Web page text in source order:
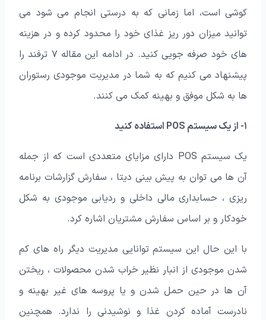
کوشی است، اما زمانی که به درستی انجام می شود می
توانید میزان دور ریز غذای خود را محدود کرده و در هزینه
های خود صرفه جویی کنید. در ادامه این مقاله ۷ ترفند را
پیشنهاد می کنیم که به شما در مدیریت موجودی رستوران
ها به شکل موفق و بهینه کمک می کنند.
۱- از یک سیستم POS استفاده کنید
یک سیستم POS دارای مزایای متعددی است که از جمله
آن ها می توان به پیش بینی دیتا ، سفارش گزارشات برنامه
ریزی ، حسابداری مالی داخلی و ردیابی موجودی به شکل
خودکار و بر اساس سفارش مشتریان اشاره کرد.
با این حال این سیستم توانایی مدیریت دیگر راه های کم
شدن موجودی از انبار نظیر خراب شدن محصولات ، ریختن
آن ها در حین حمل شدن و یا پروسه های غیر بهینه و
نادرست آماده کردن غذا و نوشیدنی را ندارد. همچنین